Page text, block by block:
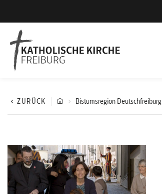
ZURÜCK Bistumsregion Deutschfreiburg